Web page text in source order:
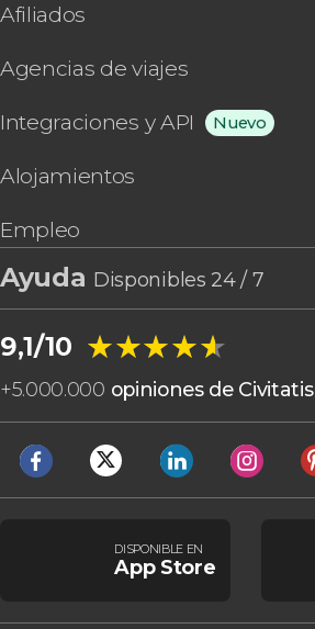
Afiliados
Agencias de viajes
Integraciones y API Nuevo
Alojamientos
Empleo
Ayuda Disponibles 24 / 7
9,1/10 ★★★★★
★★★★★
+5.000.000 opiniones de Civitatis
DISPONIBLE EN
App Store